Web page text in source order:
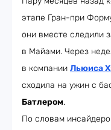
этапе Гран-при
они вместе следили
в Майами. Через
в компании Льюиса
сходила на ужин с
Батлером.
По словам